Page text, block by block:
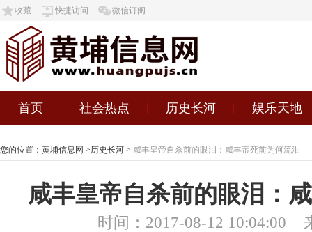
收藏 快捷访问 微信订阅
首页 社会热点 历史长河 娱乐天地
您的位置： 黄埔信息网 >历史长河 > 咸丰皇帝自杀前的眼泪：咸丰帝死前为何流泪
咸丰皇帝自杀前的眼泪：
时间：2017-08-12 10:04:00